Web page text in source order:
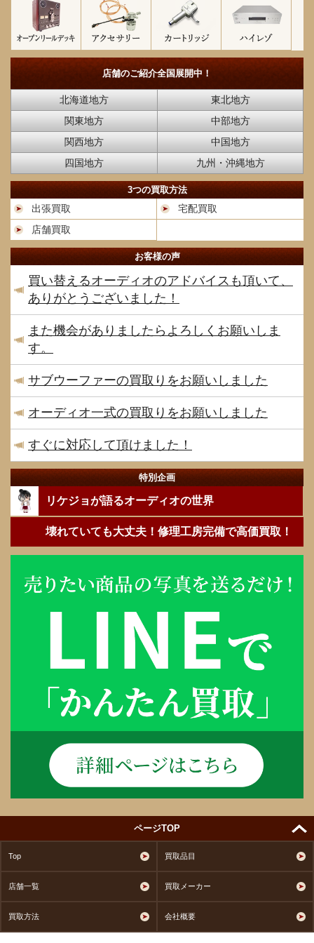
店舗のご紹介全国展開中！
北海道地方
東北地方
関東地方
中部地方
関西地方
中国地方
四国地方
九州・沖縄地方
3つの買取方法
出張買取
宅配買取
店舗買取
お客様の声
買い替えるオーディオのアドバイスも頂いて、
ありがとうございました！
また機会がありましたらよろしくお願いしま
す。
サブウーファーの買取りをお願いしました
オーディオ一式の買取りをお願いしました
すぐに対応して頂けました！
特別企画
リケジョが語るオーディオの世界
壊れていても大丈夫！修理工房完備で高価買取！
ページTOP
Top 買取品目
店舗一覧 買取メーカー
買取方法 会社概要